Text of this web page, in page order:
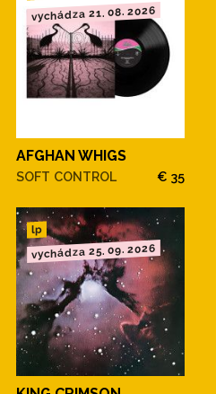
vychádza 21. 08. 2026
AFGHAN WHIGS
SOFT CONTROL € 35
lp
vychádza 25. 09. 2026